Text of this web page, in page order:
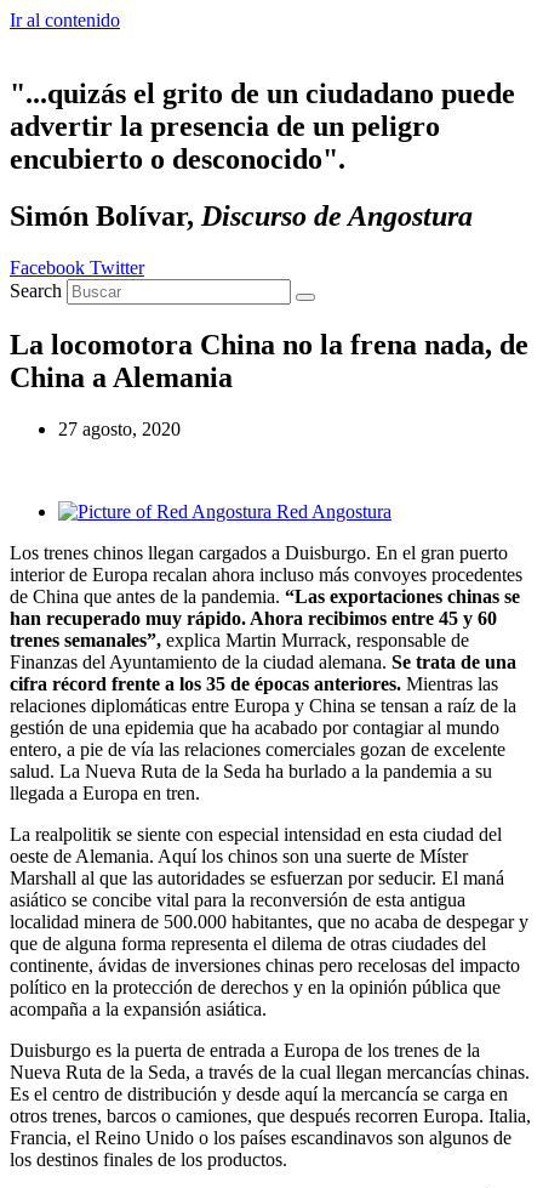
Ir al contenido
"...quizás el grito de un ciudadano puede
advertir la presencia de un peligro
encubierto o desconocido".
Simón Bolívar, Discurso de Angostura
Facebook Twitter
Search
La locomotora China no la frena nada, de
China a Alemania
27 agosto, 2020
Red Angostura
Los trenes chinos llegan cargados a Duisburgo. En el gran puerto
interior de Europa recalan ahora incluso más convoyes procedentes
de China que antes de la pandemia. “Las exportaciones chinas se
han recuperado muy rápido. Ahora recibimos entre 45 y 60
trenes semanales”, explica Martin Murrack, responsable de
Finanzas del Ayuntamiento de la ciudad alemana. Se trata de una
cifra récord frente a los 35 de épocas anteriores. Mientras las
relaciones diplomáticas entre Europa y China se tensan a raíz de la
gestión de una epidemia que ha acabado por contagiar al mundo
entero, a pie de vía las relaciones comerciales gozan de excelente
salud. La Nueva Ruta de la Seda ha burlado a la pandemia a su
llegada a Europa en tren.
La realpolitik se siente con especial intensidad en esta ciudad del
oeste de Alemania. Aquí los chinos son una suerte de Míster
Marshall al que las autoridades se esfuerzan por seducir. El maná
asiático se concibe vital para la reconversión de esta antigua
localidad minera de 500.000 habitantes, que no acaba de despegar y
que de alguna forma representa el dilema de otras ciudades del
continente, ávidas de inversiones chinas pero recelosas del impacto
político en la protección de derechos y en la opinión pública que
acompaña a la expansión asiática.
Duisburgo es la puerta de entrada a Europa de los trenes de la
Nueva Ruta de la Seda, a través de la cual llegan mercancías chinas.
Es el centro de distribución y desde aquí la mercancía se carga en
otros trenes, barcos o camiones, que después recorren Europa. Italia,
Francia, el Reino Unido o los países escandinavos son algunos de
los destinos finales de los productos.